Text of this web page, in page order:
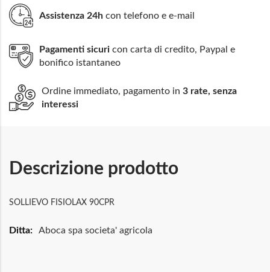
Assistenza 24h con telefono e e-mail
Pagamenti sicuri con carta di credito, Paypal e
bonifico istantaneo
Ordine immediato, pagamento in 3 rate, senza
interessi
Descrizione prodotto
SOLLIEVO FISIOLAX 90CPR
MaggioriAboca spa societa' agricola